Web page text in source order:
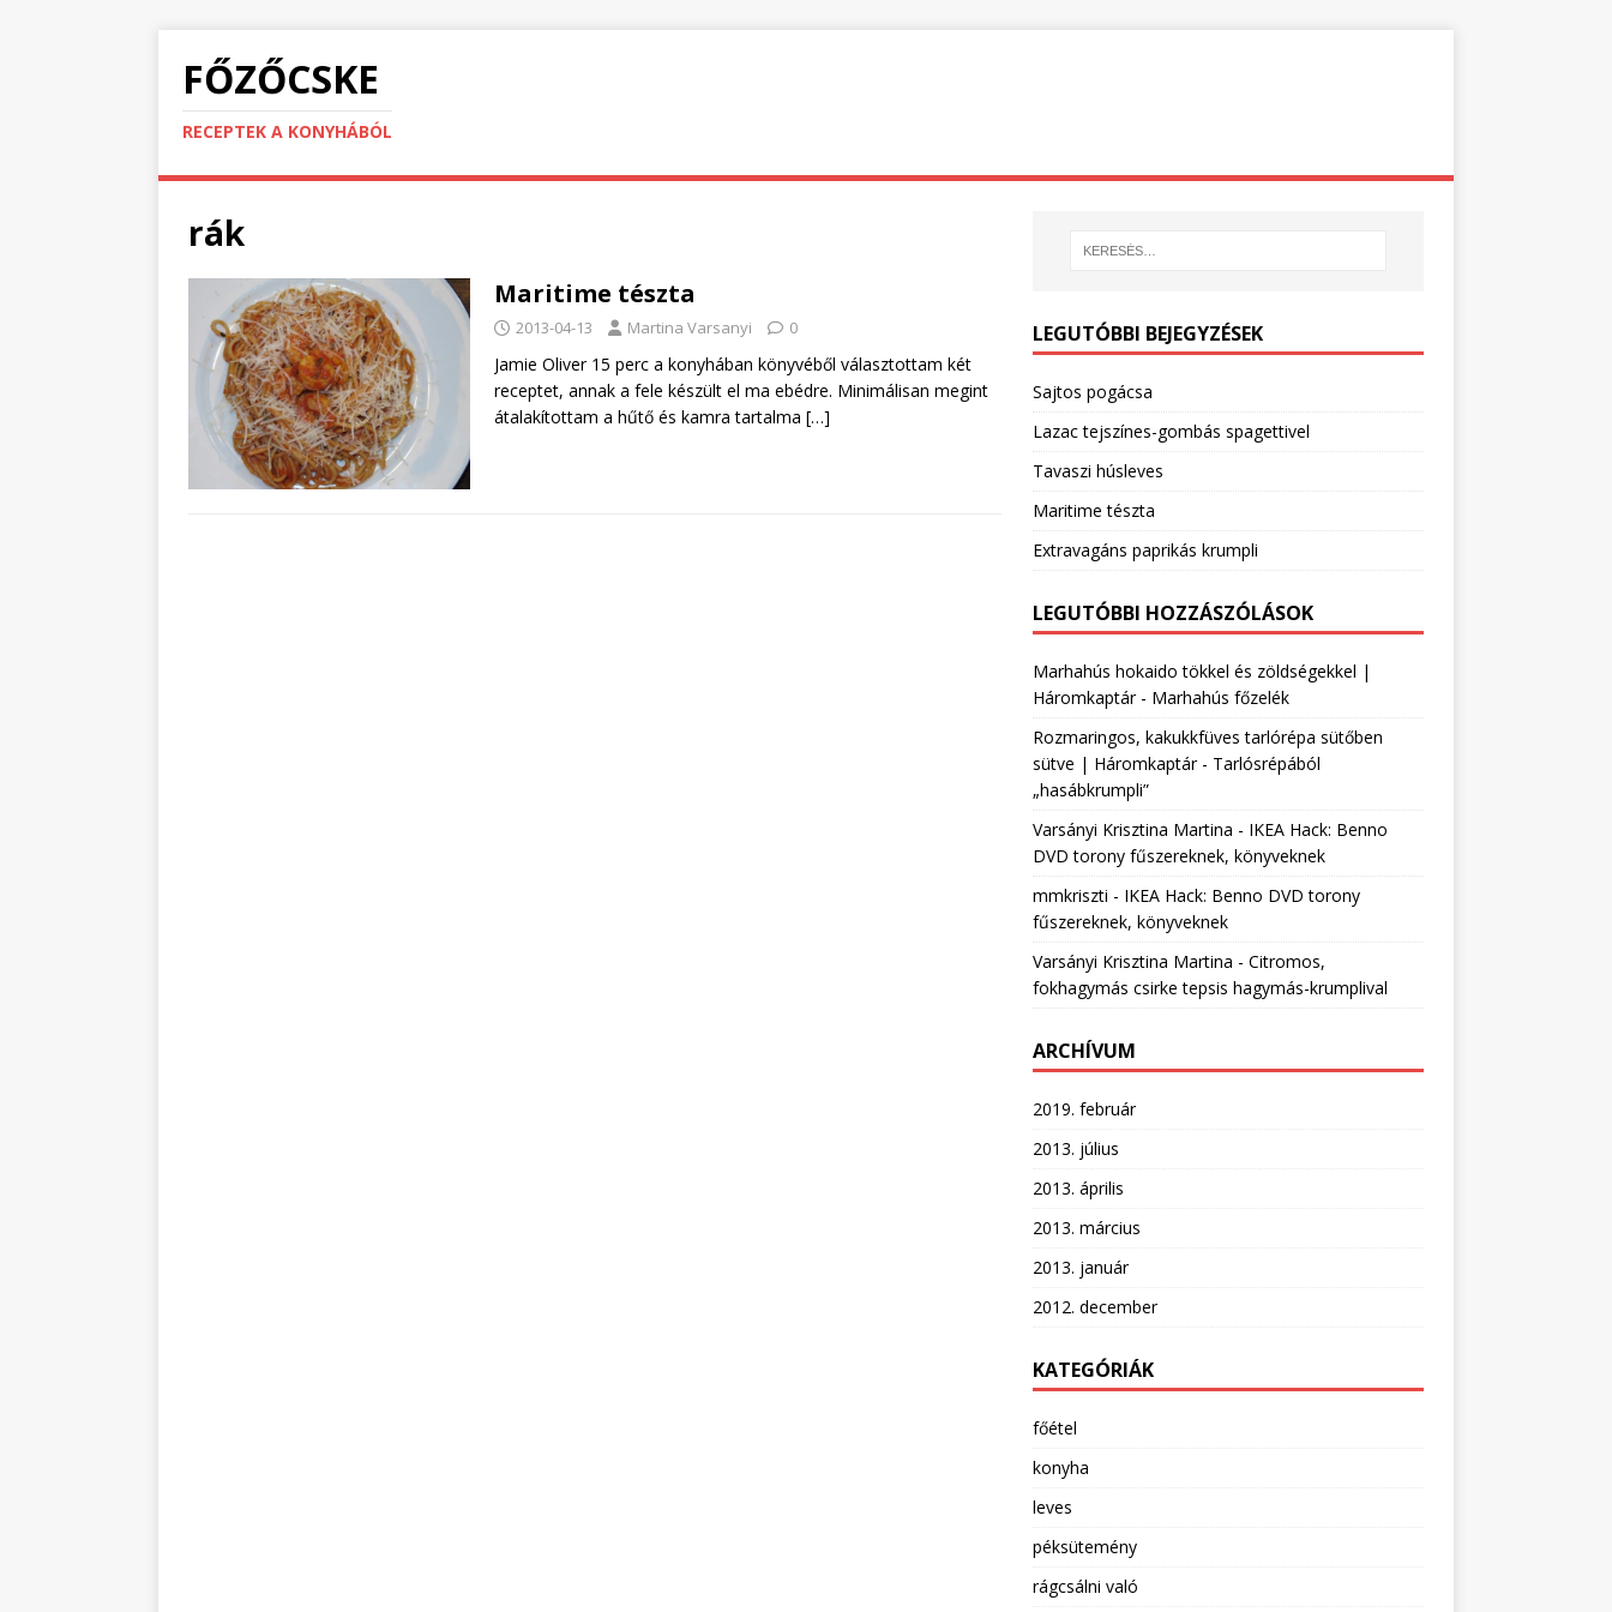
FŐZŐCSKE
RECEPTEK A KONYHÁBÓL
rák
Maritime tészta
2013-04-13 Martina Varsanyi 0
Jamie Oliver 15 perc a konyhában könyvéből választottam két
receptet, annak a fele készült el ma ebédre. Minimálisan megint
átalakítottam a hűtő és kamra tartalma […]
LEGUTÓBBI BEJEGYZÉSEK
Sajtos pogácsa
Lazac tejszínes-gombás spagettivel
Tavaszi húsleves
Maritime tészta
Extravagáns paprikás krumpli
LEGUTÓBBI HOZZÁSZÓLÁSOK
Marhahús hokaido tökkel és zöldségekkel |
Háromkaptár- Marhahús főzelék
Rozmaringos, kakukkfüves tarlórépa sütőben
sütve | Háromkaptár- Tarlósrépából
„hasábkrumpli”
Varsányi Krisztina Martina - IKEA Hack: Benno
DVD torony fűszereknek, könyveknek
mmkriszti - IKEA Hack: Benno DVD torony
fűszereknek, könyveknek
Varsányi Krisztina Martina - Citromos,
fokhagymás csirke tepsis hagymás-krumplival
ARCHÍVUM
2019. február
2013. július
2013. április
2013. március
2013. január
2012. december
KATEGÓRIÁK
főétel
konyha
leves
péksütemény
rágcsálni való